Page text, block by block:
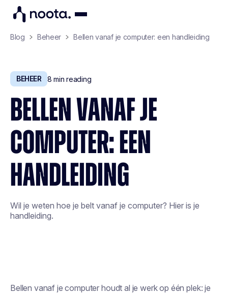
Blog Beheer Bellen vanaf je computer: een handleiding
BEHEER 8 min reading
BELLEN VANAF JE
COMPUTER: EEN
HANDLEIDING
Wil je weten hoe je belt vanaf je computer? Hier is je
handleiding.
Bellen vanaf je computer houdt al je werk op één plek: je